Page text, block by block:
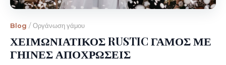
Blog / Οργάνωση γάμου
ΧΕΙΜΩΝΙΑΤΙΚΟΣ RUSTIC ΓΑΜΟΣ ΜΕ
ΓΗΙΝΕΣ ΑΠΟΧΡΩΣΕΙΣ